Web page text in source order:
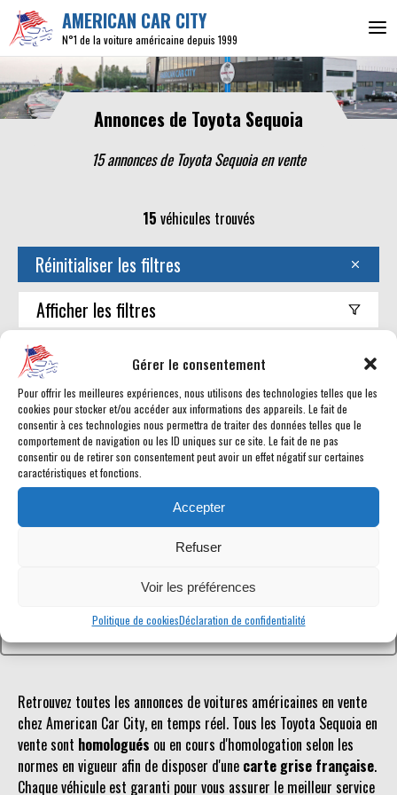
Gérer le consentement
Pour offrir les meilleures expériences, nous utilisons des technologies telles que les
cookies pour stocker et/ou accéder aux informations des appareils. Le fait de
consentir à ces technologies nous permettra de traiter des données telles que le
comportement de navigation ou les ID uniques sur ce site. Le fait de ne pas
consentir ou de retirer son consentement peut avoir un effet négatif sur certaines
caractéristiques et fonctions.
Accepter
Refuser
Voir les préférences
Politique de cookiesDéclaration de confidentialité
AMERICAN CAR CITY
N°1 de la voiture américaine depuis 1999
Annonces de Toyota Sequoia
15 annonces de Toyota Sequoia en vente
Retrouvez toutes les annonces de voitures américaines en vente
chez American Car City, en temps réel. Tous les Toyota Sequoia en
vente sont homologués ou en cours d'homologation selon les
normes en vigueur afin de disposer d'une carte grise française.
Chaque véhicule est garanti pour vous assurer le meilleur service
15 véhicules trouvés
Réinitialiser les filtres
Afficher les filtres
Trouver mon américaine
Référence inconnue
Le véhicule recherché n'est pas ou plus référencé.
Retourner à la liste des véhicules en stock